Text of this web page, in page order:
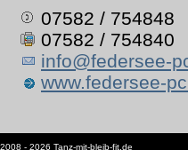
07582 / 754848
07582 / 754840
info@federsee-
www.federsee-
- 2026 Tanz-mit-bleib-fit.de